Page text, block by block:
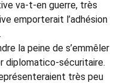
va-t-en guerre, très
emporterait l’adhésion
la peine de s’emmêler
diplomatico-sécuritaire.
très peu